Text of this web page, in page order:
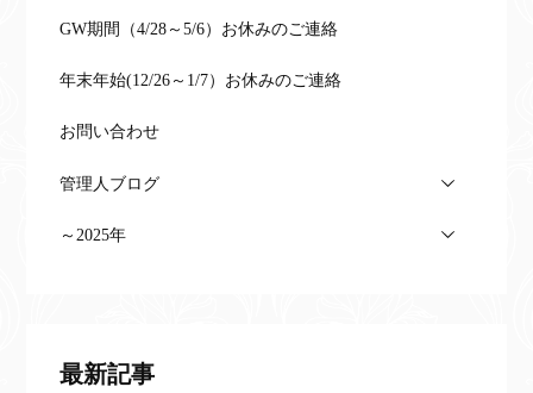
GW期間（4/28～5/6）お休みのご連絡
年末年始(12/26～1/7）お休みのご連絡
お問い合わせ
管理人ブログ
～2025年
最新記事